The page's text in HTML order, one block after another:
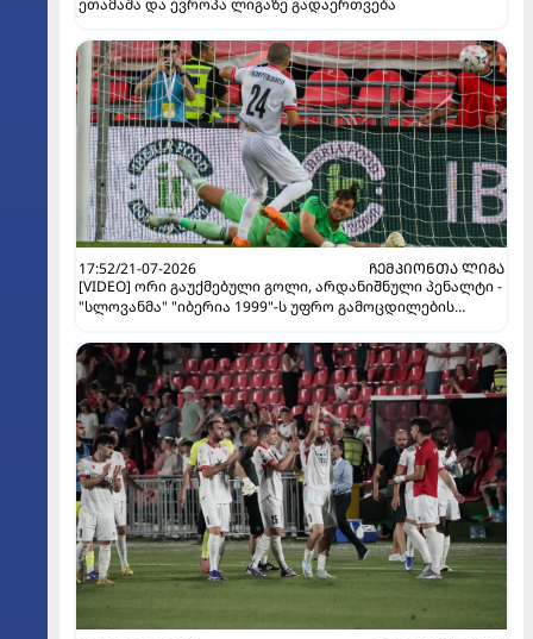
17:52/21-07-2026
ᲩᲔᲛᲞᲘᲝᲜᲗᲐ ᲚᲘᲒᲐ
[VIDEO] ორი გაუქმებული გოლი, არდანიშნული პენალტი -
"სლოვანმა" "იბერია 1999"-ს უფრო გამოცდილების